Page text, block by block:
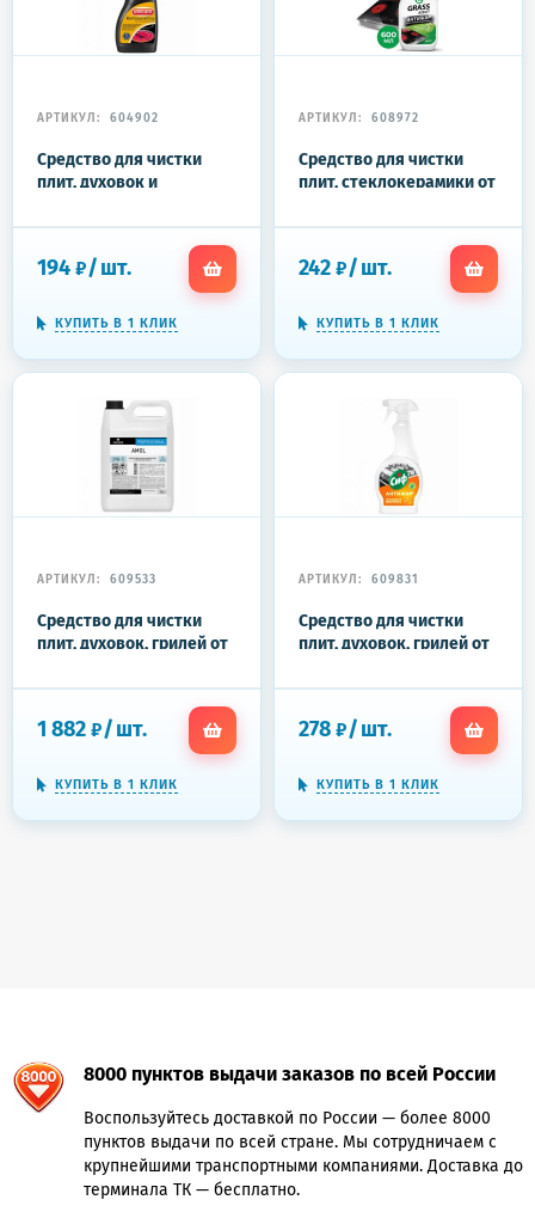
АРТИКУЛ: 604902
Средство для чистки
плит, духовок и
UNICUM (Уникум), спрей,
194 ₽/шт.
КУПИТЬ В 1 КЛИК
АРТИКУЛ: 608972
Средство для чистки
плит, стеклокерамики от
GRASS AZELIT АНТИЖИР
щелочное, распылитель,
125642
242 ₽/шт.
КУПИТЬ В 1 КЛИК
АРТИКУЛ: 609533
Средство для чистки
плит, духовок, грилей от
BRITE AMOL, концентрат,
1 882 ₽/шт.
КУПИТЬ В 1 КЛИК
АРТИКУЛ: 609831
Средство для чистки
плит, духовок, грилей от
СИФ Антижир "Цитрус"
278 ₽/шт.
КУПИТЬ В 1 КЛИК
8000 пунктов выдачи заказов по всей России
Воспользуйтесь доставкой по России — более 8000
пунктов выдачи по всей стране. Мы сотрудничаем с
крупнейшими транспортными компаниями. Доставка до
терминала ТК — бесплатно.